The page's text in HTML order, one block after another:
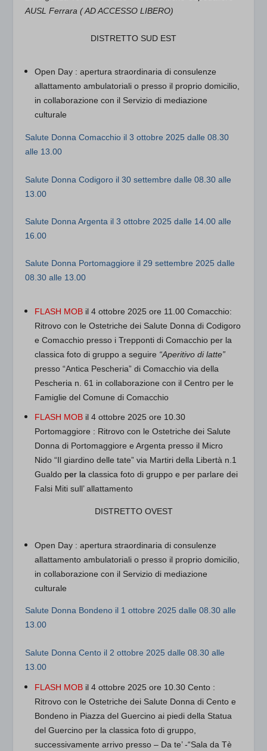
AUSL Ferrara ( AD ACCESSO LIBERO)
DISTRETTO SUD EST
Open Day : apertura straordinaria di consulenze
allattamento ambulatoriali o presso il proprio domicilio,
in collaborazione con il Servizio di mediazione
culturale
Salute Donna Comacchio il 3 ottobre 2025 dalle 08.30
alle 13.00
Salute Donna Codigoro il 30 settembre dalle 08.30 alle
13.00
Salute Donna Argenta il 3 ottobre 2025 dalle 14.00 alle
16.00
Salute Donna Portomaggiore il 29 settembre 2025 dalle
08.30 alle 13.00
FLASH MOB il 4 ottobre 2025 ore 11.00 Comacchio:
Ritrovo con le Ostetriche dei Salute Donna di Codigoro
e Comacchio presso i Trepponti di Comacchio per la
classica foto di gruppo a seguire “Aperitivo di latte”
presso “Antica Pescheria” di Comacchio via della
Pescheria n. 61 in collaborazione con il Centro per le
Famiglie del Comune di Comacchio
FLASH MOB il 4 ottobre 2025 ore 10.30
Portomaggiore : Ritrovo con le Ostetriche dei Salute
Donna di Portomaggiore e Argenta presso il Micro
Nido “Il giardino delle tate” via Martiri della Libertà n.1
Gualdo per la classica foto di gruppo e per parlare dei
Falsi Miti sull’ allattamento
DISTRETTO OVEST
Open Day : apertura straordinaria di consulenze
allattamento ambulatoriali o presso il proprio domicilio,
in collaborazione con il Servizio di mediazione
culturale
Salute Donna Bondeno il 1 ottobre 2025 dalle 08.30 alle
13.00
Salute Donna Cento il 2 ottobre 2025 dalle 08.30 alle
13.00
FLASH MOB il 4 ottobre 2025 ore 10.30 Cento :
Ritrovo con le Ostetriche dei Salute Donna di Cento e
Bondeno in Piazza del Guercino ai piedi della Statua
del Guercino per la classica foto di gruppo,
successivamente arrivo presso – Da te’ -“Sala da Tè